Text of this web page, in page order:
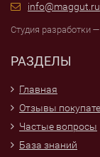
info@maggut.ru
Студия разработки —
РАЗДЕЛЫ
Главная
Отзывы
Частые вопросы
База знаний